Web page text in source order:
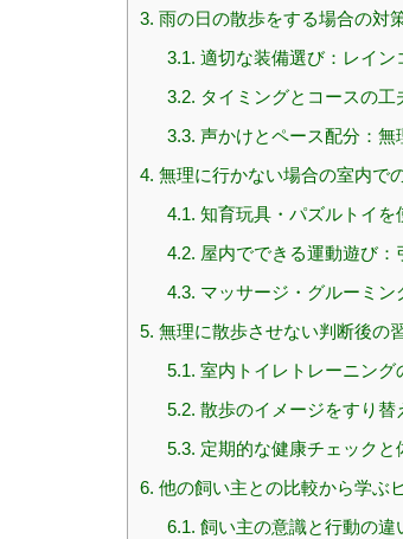
3. 雨の日の散歩をする場合の対
3.1. 適切な装備選び：レイ
3.2. タイミングとコースの
3.3. 声かけとペース配分：
4. 無理に行かない場合の室内で
4.1. 知育玩具・パズルトイを
4.2. 屋内でできる運動遊び
4.3. マッサージ・グルーミン
5. 無理に散歩させない判断後の
5.1. 室内トイレトレーニング
5.2. 散歩のイメージをすり替
5.3. 定期的な健康チェックと
6. 他の飼い主との比較から学ぶ
6.1. 飼い主の意識と行動の違